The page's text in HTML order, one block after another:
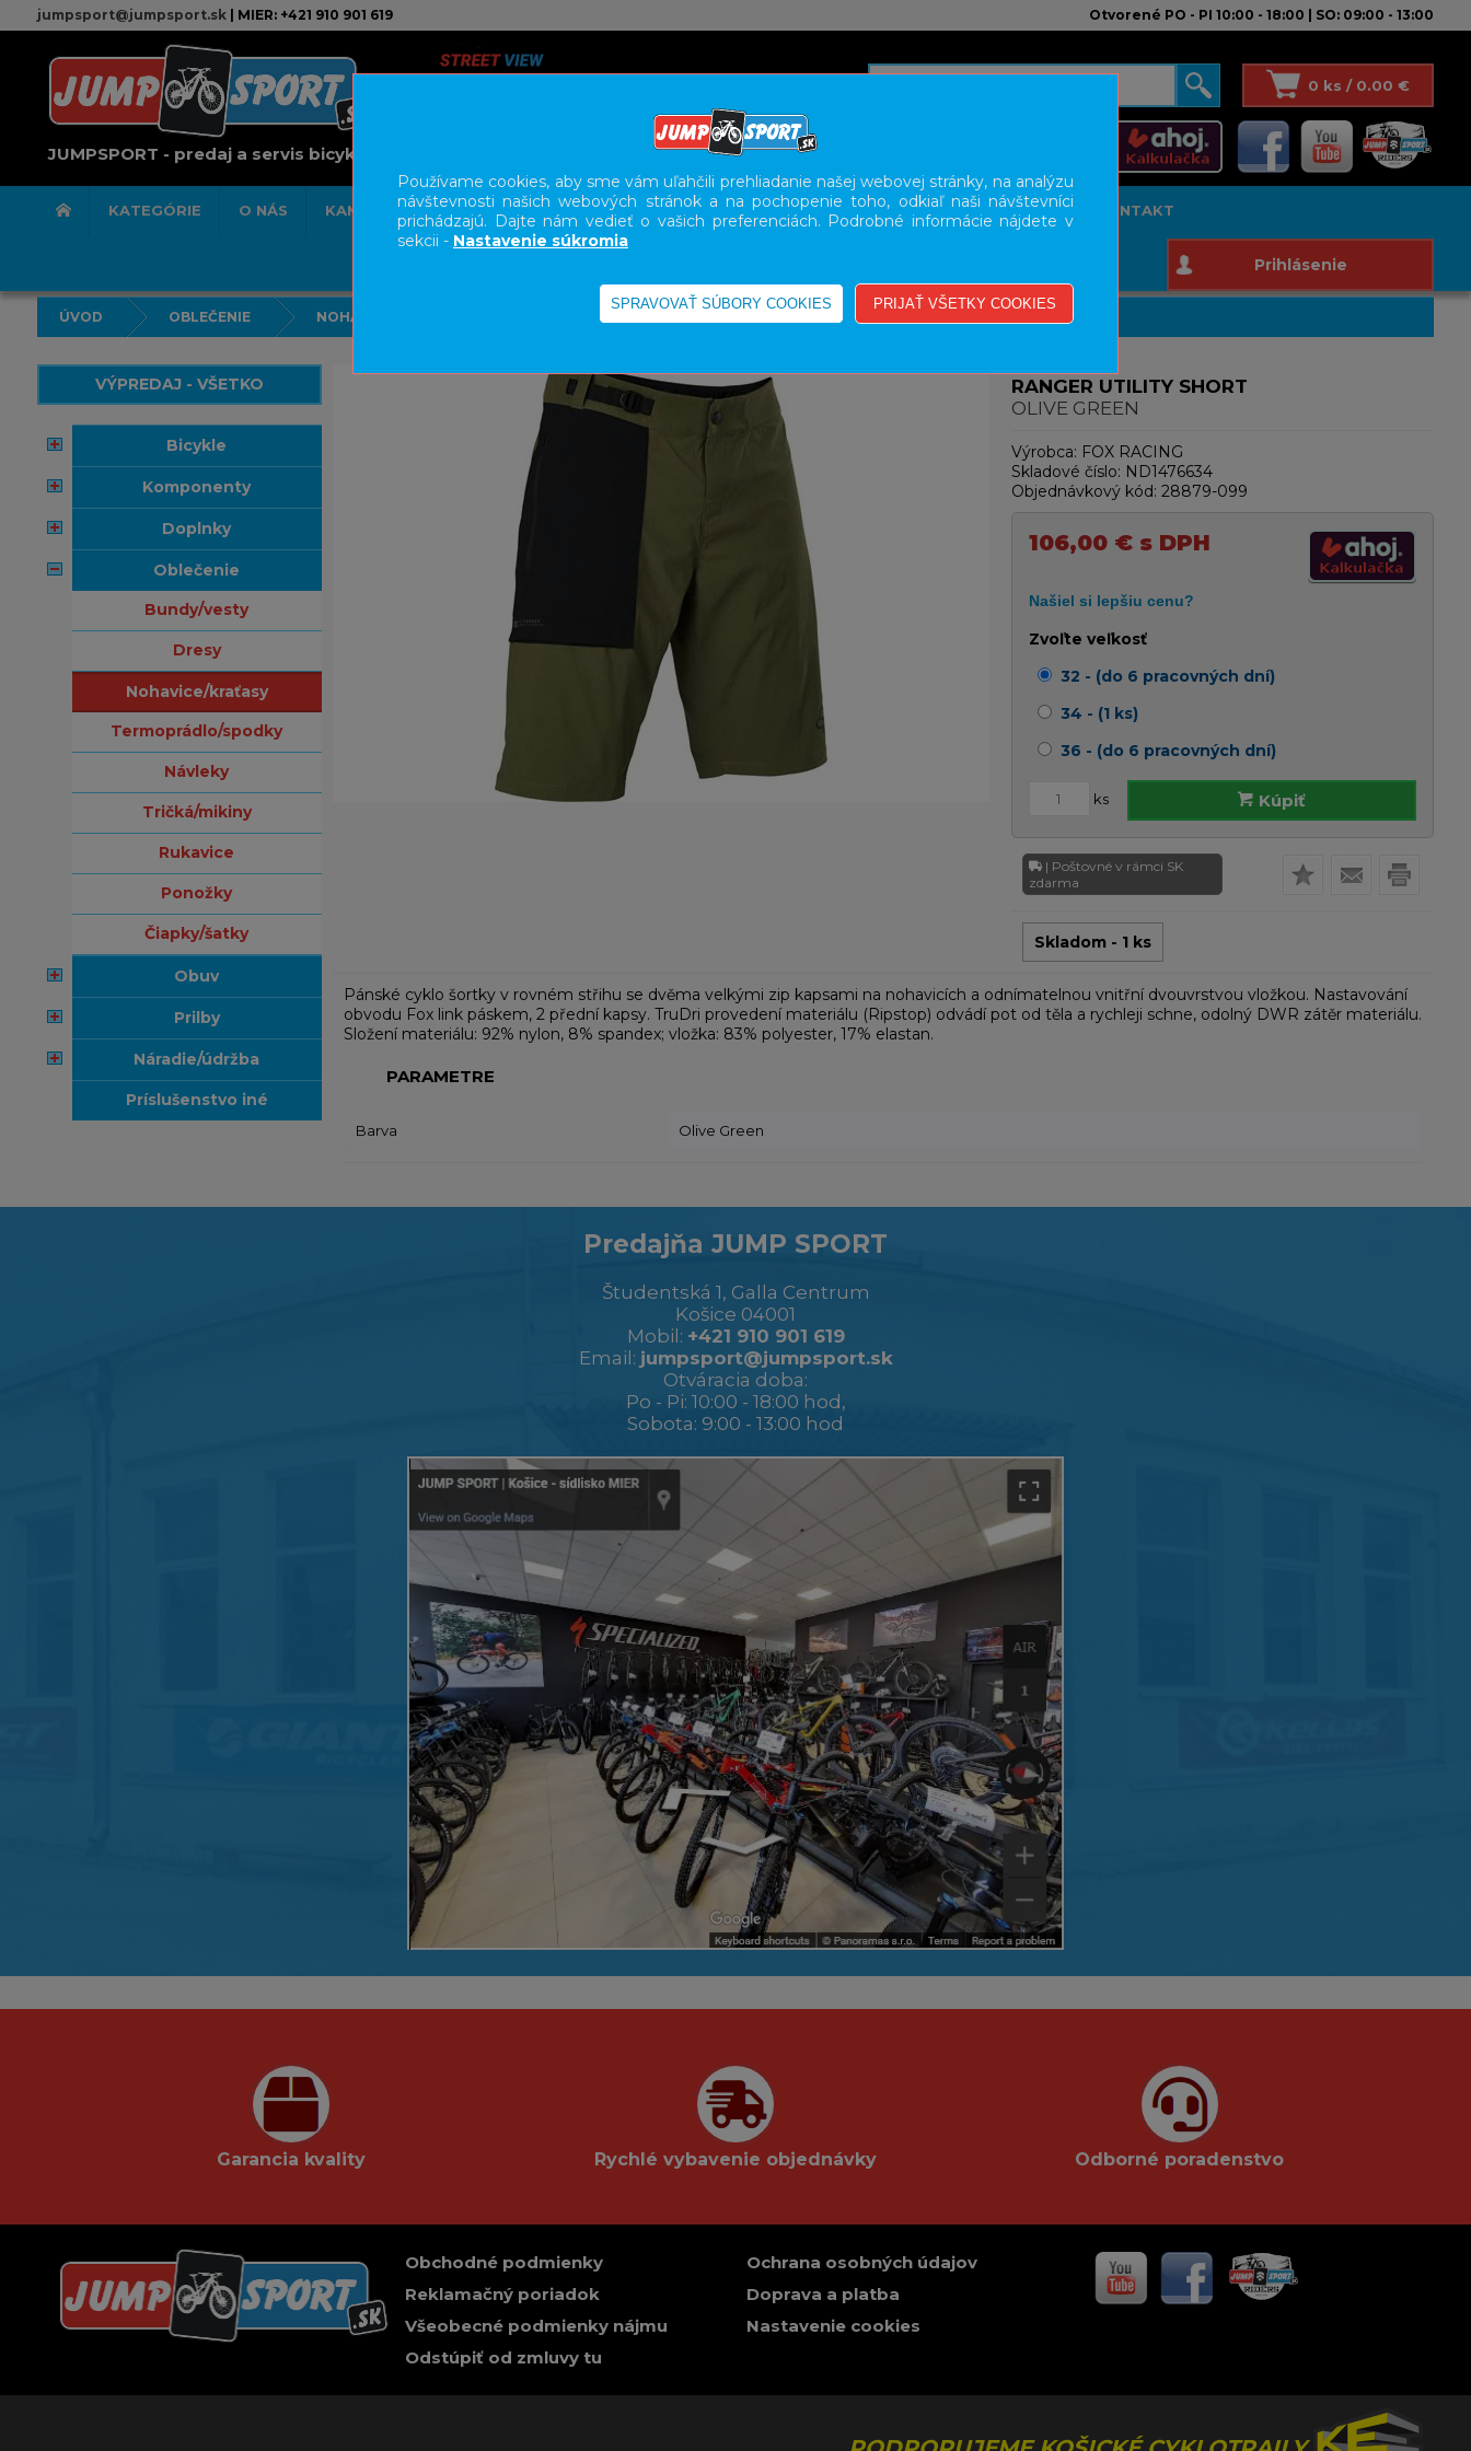
jumpsport@jumpsport.sk| MIER: +421 910 901 619 Otvorené PO - PI 10:00 - 18:00 | SO: 09:00 - 13:00
JUMPSPORT - predaj a servis bicyklov
0 ks / 0.00 €
KATEGÓRIE O NÁS KAMENNÁ PREDAJNA SERVIS SLUŽBY KARIÉRA BODY GEOMETRY FIT STUDIO KONTAKT
Prihlásenie
ÚVOD OBLEČENIE NOHAVICE/KRAŤASY
VÝPREDAJ - VŠETKO
bicykle
komponenty
doplnky
oblečenie
bundy/vesty
dresy
nohavice/kraťasy
termoprádlo/spodky
návleky
tričká/mikiny
rukavice
ponožky
čiapky/šatky
obuv
prilby
náradie/údržba
príslušenstvo iné
RANGER UTILITY SHORT
OLIVE GREEN
Výrobca: FOX RACING
Skladové číslo: ND1476634
Objednávkový kód: 28879-099
106,00 €s DPH
Zvoľte veľkosť
32 - (do 6 pracovných dní)
34 - (1 ks)
36 - (do 6 pracovných dní)
ks Kúpiť
| Poštovné v rámci SK
zdarma
Skladom - 1 ks
Pánské cyklo šortky v rovném střihu se dvěma velkými zip kapsami na nohavicích a odnímatelnou vnitřní dvouvrstvou vložkou. Nastavování
obvodu Fox link páskem, 2 přední kapsy. TruDri provedení materiálu (Ripstop) odvádí pot od těla a rychleji schne, odolný DWR zátěr materiálu.
Složení materiálu: 92% nylon, 8% spandex; vložka: 83% polyester, 17% elastan.
PARAMETRE
Barva Olive Green
Predajňa JUMP SPORT
Študentská 1, Galla Centrum
Košice 04001
Mobil: +421 910 901 619
Email: jumpsport@jumpsport.sk
Otváracia doba:
Po - Pi: 10:00 - 18:00 hod,
Sobota: 9:00 - 13:00 hod
Garancia kvality Rychlé vybavenie objednávky Odborné poradenstvo
Obchodné podmienky
Reklamačný poriadok
Všeobecné podmienky nájmu
Odstúpiť od zmluvy tu
Ochrana osobných údajov
Doprava a platba
Nastavenie cookies
Používame cookies, aby sme vám uľahčili prehliadanie našej webovej stránky, na analýzu
návštevnosti našich webových stránok a na pochopenie toho, odkiaľ naši návštevníci
prichádzajú. Dajte nám vedieť o vašich preferenciách. Podrobné informácie nájdete v
sekcii - Nastavenie súkromia